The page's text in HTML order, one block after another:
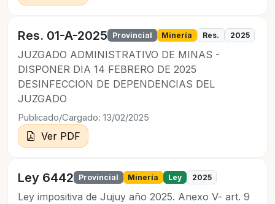
Res. 01-A-2025 Provincial Minería Res. 2025
JUZGADO ADMINISTRATIVO DE MINAS -
DISPONER DIA 14 FEBRERO DE 2025
DESINFECCION DE DEPENDENCIAS DEL
JUZGADO
Publicado/Cargado: 13/02/2025
Ver PDF
Ley 6442 Provincial Minería Ley 2025
Ley impositiva de Jujuy año 2025. Anexo V- art. 9